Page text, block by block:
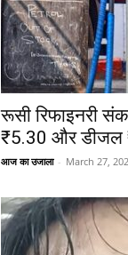
रूसी रिफाइनरी
₹5.30 और डीजल
आज का उजाला - March 27,